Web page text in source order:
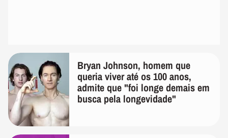
Bryan Johnson, homem que
queria viver até os 100 anos,
admite que "foi longe demais em
busca pela longevidade"